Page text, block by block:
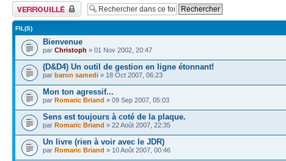
Forum verrouillé
FIL(S)
Bienvenue
par Christoph » 01 Nov 2002, 20:47
(D&D4) Un outil de gestion en ligne étonnant!
par baron samedi » 18 Oct 2007, 06:23
Mon ton agressif...
par Romaric Briand » 09 Sep 2007, 05:03
Sens est toujours à coté de la plaque.
par Romaric Briand » 22 Août 2007, 22:35
Un livre (rien à voir avec le JDR)
par Romaric Briand » 10 Août 2007, 00:46